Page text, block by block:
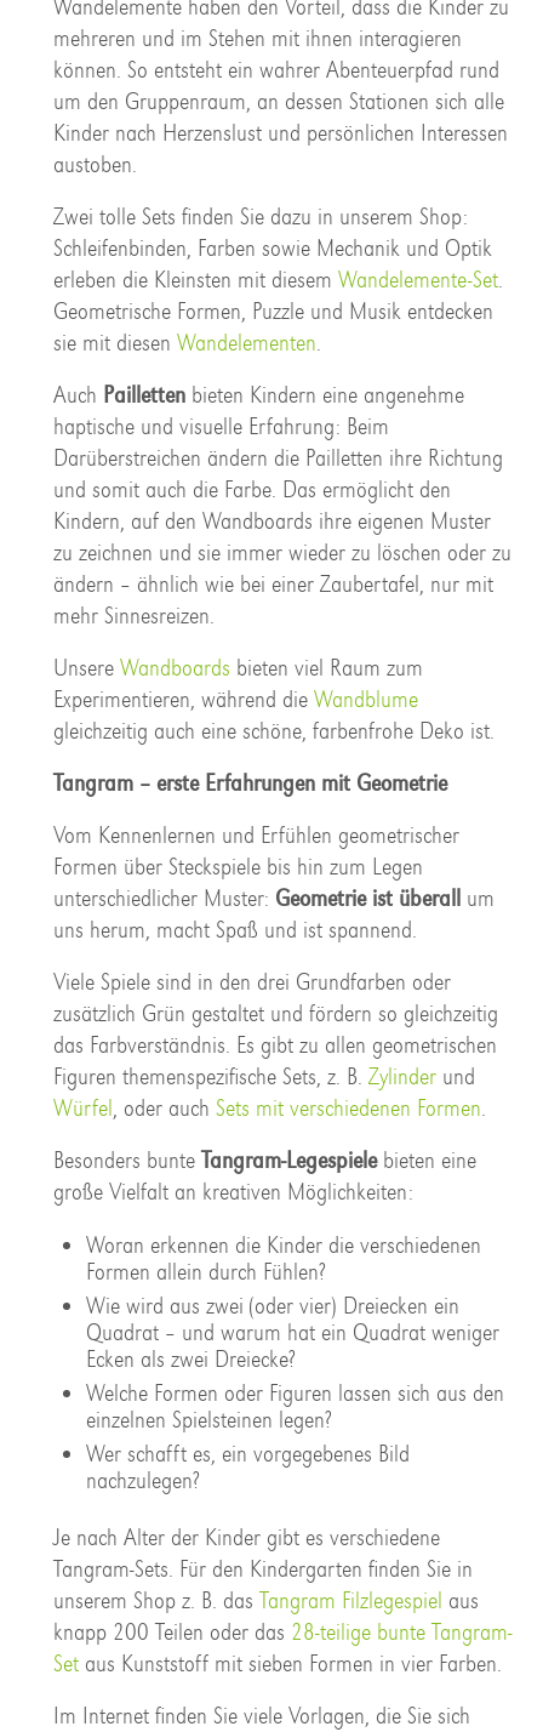
Wandelemente haben den Vorteil, dass die Kinder zu
mehreren und im Stehen mit ihnen interagieren
können. So entsteht ein wahrer Abenteuerpfad rund
um den Gruppenraum, an dessen Stationen sich alle
Kinder nach Herzenslust und persönlichen Interessen
austoben.
Zwei tolle Sets finden Sie dazu in unserem Shop:
Schleifenbinden, Farben sowie Mechanik und Optik
erleben die Kleinsten mit diesem Wandelemente-Set.
Geometrische Formen, Puzzle und Musik entdecken
sie mit diesen Wandelementen.
Auch Paillettenbieten Kindern eine angenehme
haptische und visuelle Erfahrung: Beim
Darüberstreichen ändern die Pailletten ihre Richtung
und somit auch die Farbe. Das ermöglicht den
Kindern, auf den Wandboards ihre eigenen Muster
zu zeichnen und sie immer wieder zu löschen oder zu
ändern – ähnlich wie bei einer Zaubertafel, nur mit
mehr Sinnesreizen.
Unsere Wandboards bieten viel Raum zum
Experimentieren, während die Wandblume
gleichzeitig auch eine schöne, farbenfrohe Deko ist.
Tangram – erste Erfahrungen mit Geometrie
Vom Kennenlernen und Erfühlen geometrischer
Formen über Steckspiele bis hin zum Legen
unterschiedlicher Muster: Geometrie ist überall um
uns herum, macht Spaß und ist spannend.
Viele Spiele sind in den drei Grundfarben oder
zusätzlich Grün gestaltet und fördern so gleichzeitig
das Farbverständnis. Es gibt zu allen geometrischen
Figuren themenspezifische Sets, z. B. Zylinderund
Würfel, oder auch Sets mit verschiedenen Formen.
Besonders bunteTangram-Legespielebieten eine
große Vielfalt an kreativen Möglichkeiten:
Woran erkennen die Kinder die verschiedenen
Formen allein durch Fühlen?
Wie wird aus zwei (oder vier) Dreiecken ein
Quadrat – und warum hat ein Quadrat weniger
Ecken als zwei Dreiecke?
Welche Formen oder Figuren lassen sich aus den
einzelnen Spielsteinen legen?
Wer schafft es, ein vorgegebenes Bild
nachzulegen?
Je nach Alter der Kinder gibt es verschiedene
Tangram-Sets. Für den Kindergarten finden Sie in
unserem Shop z. B. dasTangram Filzlegespiel aus
knapp 200 Teilen oder das 28-teilige bunte Tangram-
Setaus Kunststoff mit sieben Formen in vier Farben.
Im Internet finden Sie viele Vorlagen, die Sie sich